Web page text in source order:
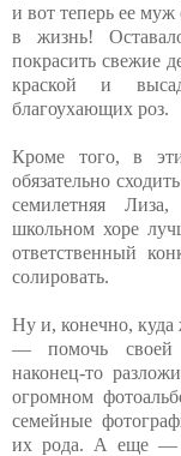
и вот теперь ее
в жизнь!
покрасить свежие
краской и
благоухающих роз.
Кроме того, в
обязательно
семилетняя
школьном хоре
ответственный
солировать.
Ну и, конечно, куда
— помочь своей
наконец-то
огромном
семейные
их рода. А еще —